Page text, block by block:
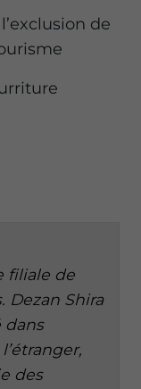
de
filiale de
Dezan Shira
dans
des